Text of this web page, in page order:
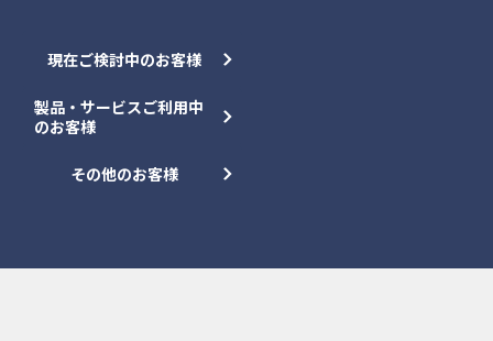
現在ご検討中のお客様
製品・サービスご利用中
のお客様
その他のお客様